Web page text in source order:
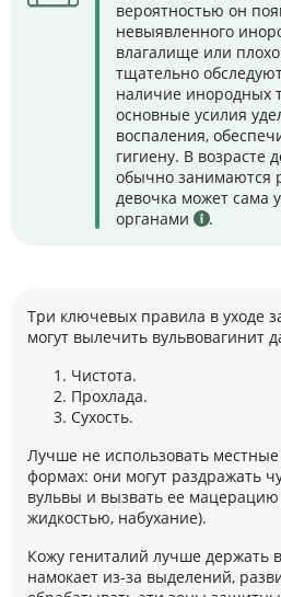
вероятностью он
невыявленного
влагалище или
тщательно
наличие инородных
основные усилия
воспаления,
гигиену. В возрасте
обычно занимаются
девочка может сама
органами
.
Три ключевых правила в уходе
могут вылечить вульвовагинит
Чистота.
Прохлада.
Сухость.
Лучше не использовать
формах: они могут раздражать
вульвы и вызвать ее
жидкостью, набухание).
Кожу гениталий лучше держать
намокает из-за выделений,